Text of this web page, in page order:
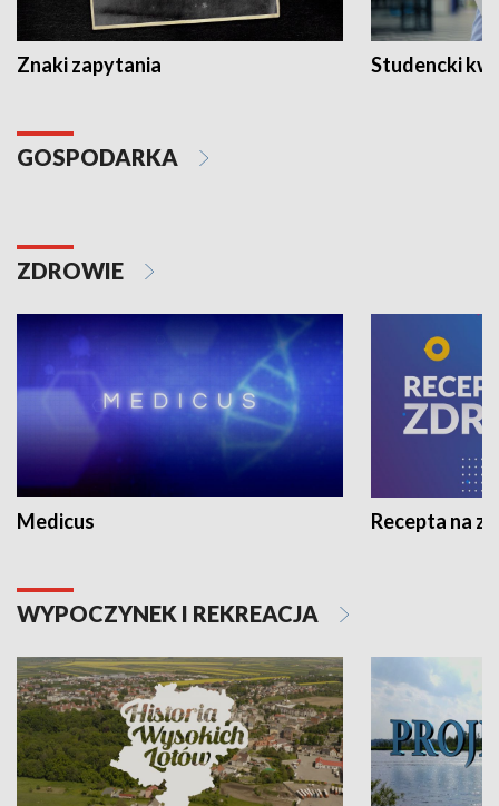
Znaki zapytania Studencki
GOSPODARKA
ZDROWIE
Medicus Recepta na
WYPOCZYNEK I REKREACJA